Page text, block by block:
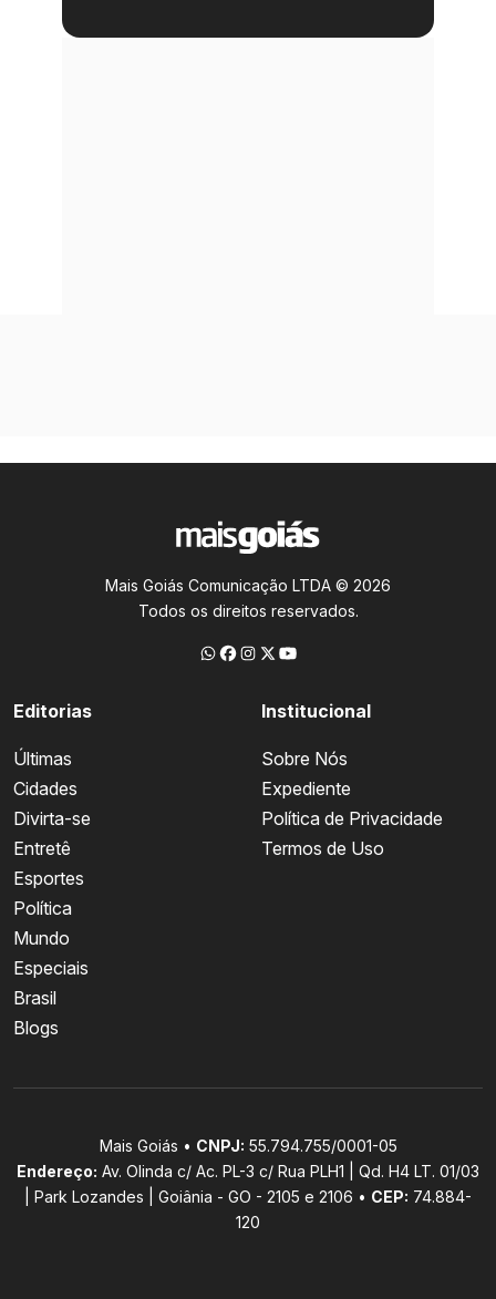
Mais Goiás Comunicação LTDA © 2026
Todos os direitos reservados.
Editorias
Últimas
Cidades
Divirta-se
Entretê
Esportes
Política
Mundo
Especiais
Brasil
Blogs
Institucional
Sobre Nós
Expediente
Política de Privacidade
Termos de Uso
Mais Goiás • CNPJ: 55.794.755/0001-05
Endereço: Av. Olinda c/ Ac. PL-3 c/ Rua PLH1 | Qd. H4 LT. 01/03
| Park Lozandes | Goiânia - GO - 2105 e 2106 • CEP: 74.884-
120